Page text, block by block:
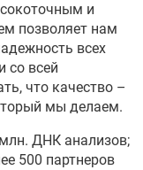
и
позволяет нам
всех
со всей
что качество –
мы делаем.
ДНК анализов;
500 партнеров